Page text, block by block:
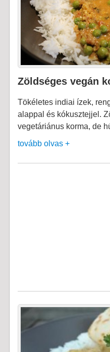
Zöldséges vegán
Tökéletes indiai ízek,
alappal és kókusztejjel.
vegetáriánus korma, de
tovább olvas +